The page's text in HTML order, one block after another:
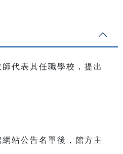
代表其任職學校，提出
站公告名單後，館方主